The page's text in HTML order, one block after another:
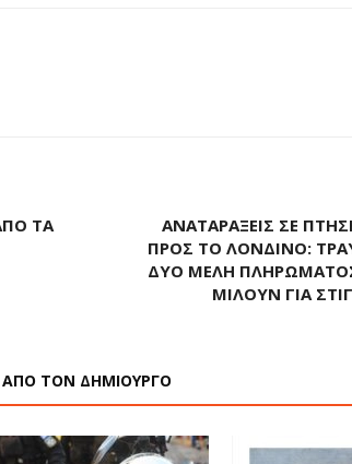
ΤΑ
ΑΝΑΤΑΡΆΞΕΙΣ ΣΕ
ΠΡΟΣ ΤΟ ΛΟΝΔΊΝΟ:
ΔΎΟ ΜΈΛΗ
ΜΙΛΟΎΝ ΓΙΑ
ΑΠΟ ΤΟΝ ΔΗΜΙΟΥΡΓΟ